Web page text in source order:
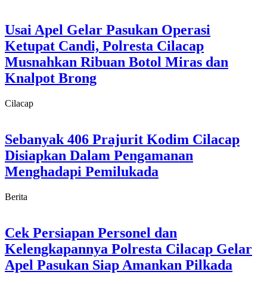
Usai Apel Gelar Pasukan Operasi
Ketupat Candi, Polresta Cilacap
Musnahkan Ribuan Botol Miras dan
Knalpot Brong
Cilacap
Sebanyak 406 Prajurit Kodim Cilacap
Disiapkan Dalam Pengamanan
Menghadapi Pemilukada
Berita
Cek Persiapan Personel dan
Kelengkapannya Polresta Cilacap Gelar
Apel Pasukan Siap Amankan Pilkada